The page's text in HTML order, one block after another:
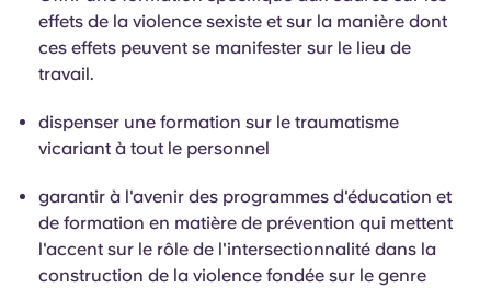
effets de la violence sexiste et sur la manière dont
ces effets peuvent se manifester sur le lieu de
travail.
dispenser une formation sur le traumatisme
vicariant à tout le personnel
garantir à l'avenir des programmes d'éducation et
de formation en matière de prévention qui mettent
l'accent sur le rôle de l'intersectionnalité dans la
construction de la violence fondée sur le genre